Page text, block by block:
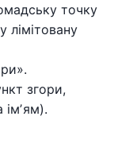
точку
лімітовану
згори,